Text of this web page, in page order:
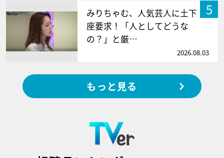
5
みりちゃむ、人気芸人に土下
座要求！「人としてどうな
の？」と厳…
2026.08.03
もっと見る